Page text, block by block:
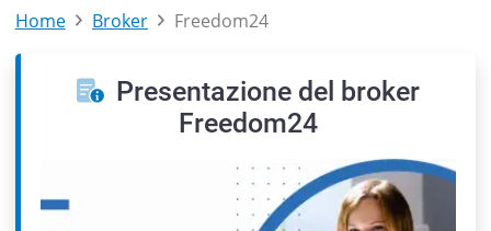
Home Broker Freedom24
Presentazione del broker
Freedom24